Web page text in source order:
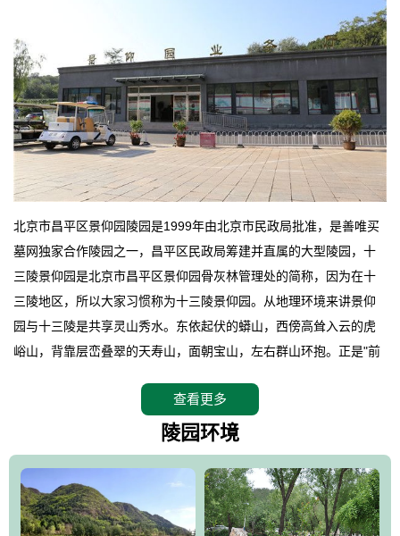
北京市昌平区景仰园陵园是1999年由北京市民政局批准，是善唯买
墓网独家合作陵园之一，昌平区民政局筹建并直属的大型陵园，十
三陵景仰园是北京市昌平区景仰园骨灰林管理处的简称，因为在十
三陵地区，所以大家习惯称为十三陵景仰园。从地理环境来讲景仰
园与十三陵是共享灵山秀水。东依起伏的蟒山，西傍高耸入云的虎
峪山，背靠层峦叠翠的天寿山，面朝宝山，左右群山环抱。正是"前
座陵园地处天寿山的环抱之中，四周群山若封似闭，层峦叠翠，秋
天枫叶艳红欲滴，冬天银装素裹分外妖娆！南面隔山而望的正是著
赞叹："景仰园真乃浑然天成的人生后花园！"陵区内草木茂盛，灵气
盎然，既有山川大聚的龙脉气魄，又有藏风得水的宝密形局。十三
陵是世间稀有的地形宝地，也是我们让逝者回归自然的首选墓葬之
查看更多
陵园环境